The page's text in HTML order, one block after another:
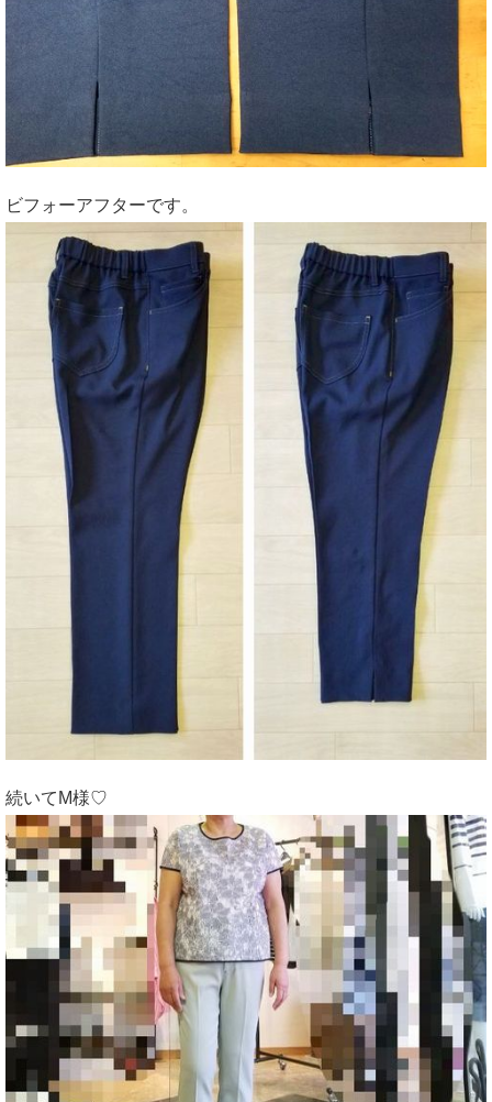
ビフォーアフターです。
続いてM様♡